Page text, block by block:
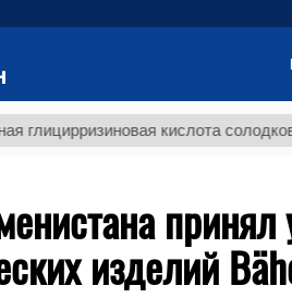
кислота солодкового
принял
изделий